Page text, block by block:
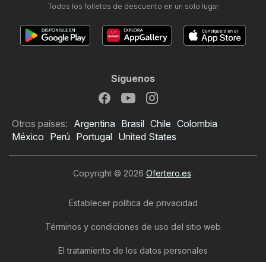
Todos los folletos de descuento en un solo lugar
Síguenos
Otros países: Argentina Brasil Chile Colombia
México Perú Portugal United States
Copyright © 2026 Ofertero.es.
Establecer política de privacidad
Términos y condiciones de uso del sitio web
El tratamiento de los datos personales